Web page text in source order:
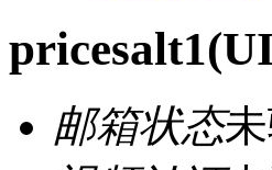
pricesalt1
邮箱状态